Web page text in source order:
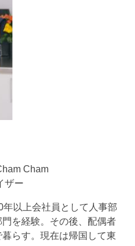
Cham
ザー
以上会社員として人事部
を経験。その後、配偶者
らす。現在は帰国して東